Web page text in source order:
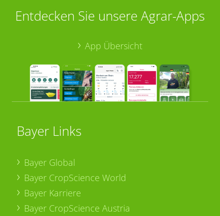
Entdecken Sie unsere Agrar-Apps
App Übersicht
Bayer Links
Bayer Global
Bayer CropScience World
Bayer Karriere
Bayer CropScience Austria